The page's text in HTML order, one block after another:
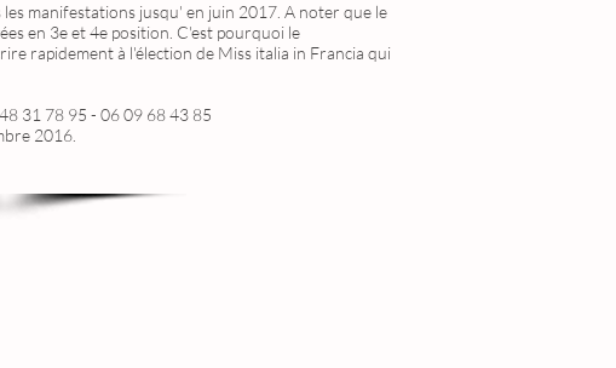
manifestations jusqu' en juin 2017. A noter que le
en 3e et 4e position. C'est pourquoi le
rapidement à l'élection de Miss italia in Francia qui
31 78 95 - 06 09 68 43 85
2016.